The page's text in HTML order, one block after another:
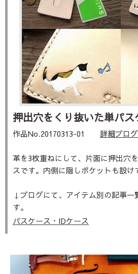
押出穴をくり抜いた単パス
作品No.20170313-01 詳細ブログ
革を3枚重ねにして、片面に押出穴
スです。内側に隠しポケットも設け
↓ブログにて、アイテム別の記事一
す。
パスケース・IDケース